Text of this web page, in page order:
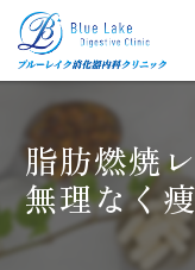
脂肪燃焼
無理なく